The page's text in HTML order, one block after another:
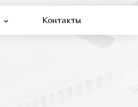
Контакты